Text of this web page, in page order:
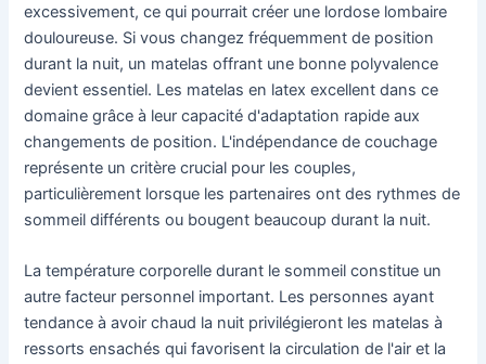
excessivement, ce qui pourrait créer une lordose lombaire
douloureuse. Si vous changez fréquemment de position
durant la nuit, un matelas offrant une bonne polyvalence
devient essentiel. Les matelas en latex excellent dans ce
domaine grâce à leur capacité d'adaptation rapide aux
changements de position. L'indépendance de couchage
représente un critère crucial pour les couples,
particulièrement lorsque les partenaires ont des rythmes de
sommeil différents ou bougent beaucoup durant la nuit.
La température corporelle durant le sommeil constitue un
autre facteur personnel important. Les personnes ayant
tendance à avoir chaud la nuit privilégieront les matelas à
ressorts ensachés qui favorisent la circulation de l'air et la